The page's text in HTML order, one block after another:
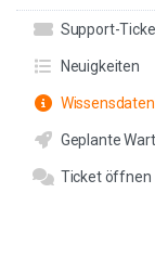
Support-
Neuigkeiten
Geplante
Ticket öffnen